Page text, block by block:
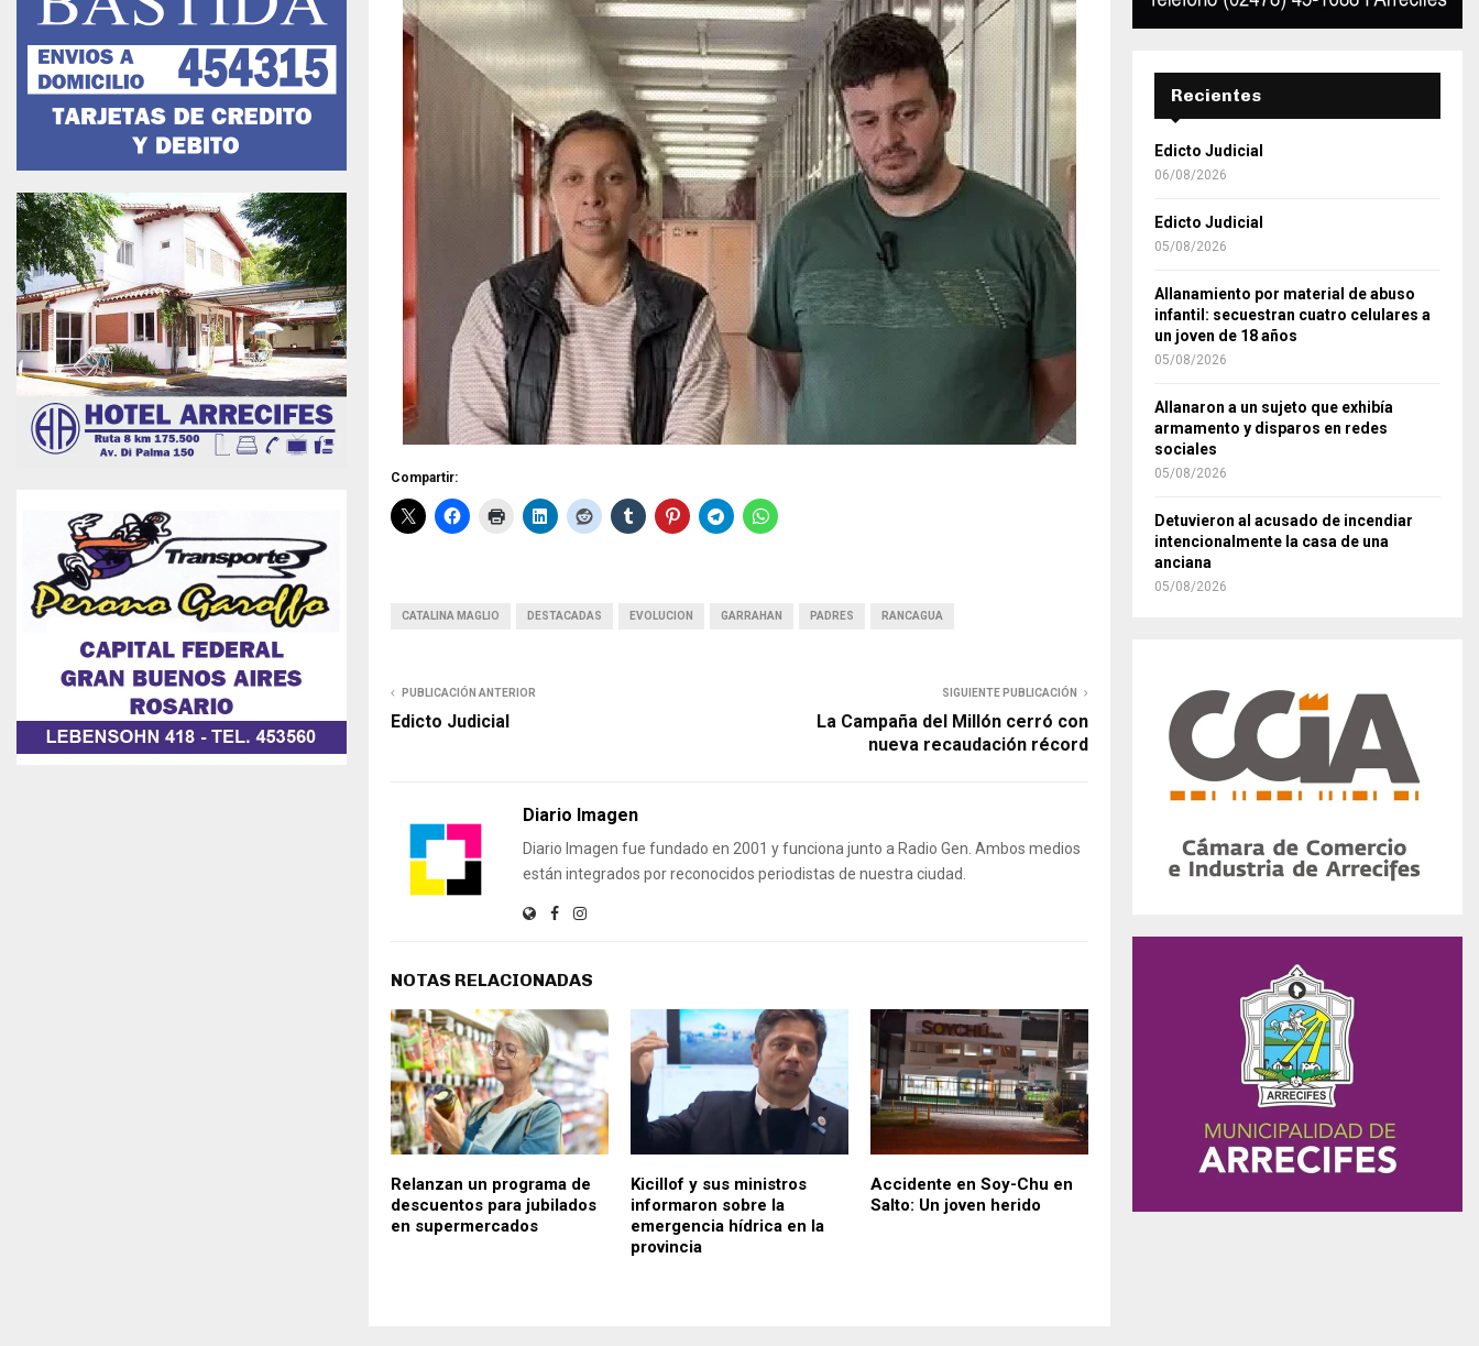
Compartir:
CATALINA MAGLIO DESTACADAS EVOLUCION GARRAHAN PADRES RANCAGUA
PUBLICACIÓN ANTERIOR
Edicto Judicial
SIGUIENTE PUBLICACIÓN
La Campaña del Millón cerró con
nueva recaudación récord
Diario Imagen
Diario Imagen fue fundado en 2001 y funciona junto a Radio Gen. Ambos medios
están integrados por reconocidos periodistas de nuestra ciudad.
NOTAS RELACIONADAS
Relanzan un programa de
descuentos para jubilados
en supermercados
Kicillof y sus ministros
informaron sobre la
emergencia hídrica en la
provincia
Accidente en Soy-Chu en
Salto: Un joven herido
Recientes
Edicto Judicial
06/08/2026
Edicto Judicial
05/08/2026
Allanamiento por material de abuso
infantil: secuestran cuatro celulares a
un joven de 18 años
05/08/2026
Allanaron a un sujeto que exhibía
armamento y disparos en redes
sociales
05/08/2026
Detuvieron al acusado de incendiar
intencionalmente la casa de una
anciana
05/08/2026